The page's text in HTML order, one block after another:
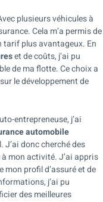
plusieurs véhicules à
Cela m’a permis de
tarif plus avantageux. En
et de coûts, j’ai pu
de ma flotte. Ce choix a
le développement de
entrepreneuse, j’ai
automobile
J’ai donc cherché des
mon activité. J’ai appris
profil d’assuré et de
j’ai pu
des meilleures